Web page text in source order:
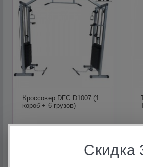
Кроссовер DFC D1007 (1
короб + 6 грузов)
Скидка